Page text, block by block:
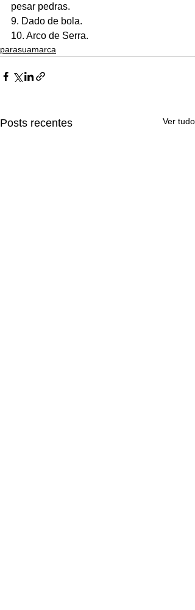
pesar pedras.
9. Dado de bola.
10. Arco de Serra.
parasuamarca
Posts recentes Ver tudo